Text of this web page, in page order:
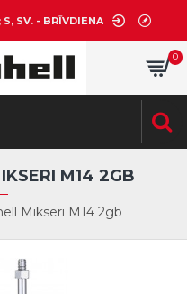
SV. - BRĪVDIENA
0
Mikseri M14 2gb
M14 2GB